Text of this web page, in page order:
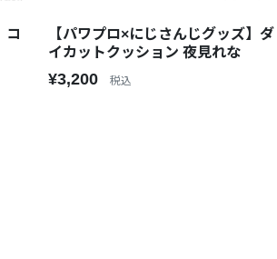
コ
【パワプロ×にじさんじグッズ】ダ
イカットクッション 夜見れな
¥3,200 税込